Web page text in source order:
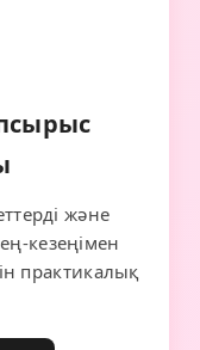
және
кезеңімен
практикалық